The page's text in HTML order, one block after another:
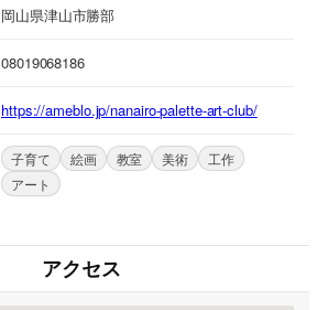
岡山県津山市勝部
08019068186
https://ameblo.jp/nanairo-palette-art-club/
子育て 絵画 教室 美術
工作
アート
アクセス